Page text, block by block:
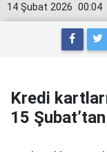
00:04
14 Şubat 2026
Kredi
15